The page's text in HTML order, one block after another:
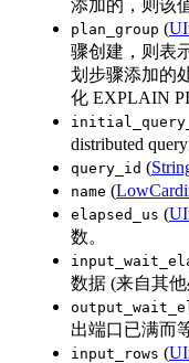
添加的，则该
plan_group (
骤创建，则表
划步骤添加的
化 EXPLAIN
distributed query
query_id (
name (
elapsed_us (
数。
数据 (来自其他
出端口已满而
input_rows (